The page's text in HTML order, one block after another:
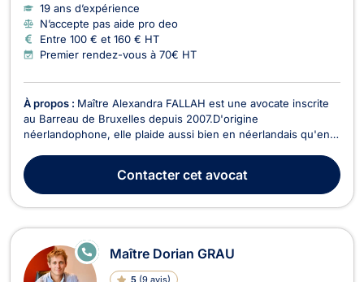
19 ans d’expérience
N’accepte pas aide pro deo
Entre 100 € et 160 € HT
Premier rendez-vous à 70€ HT
À propos : Maître Alexandra FALLAH est une avocate inscrite
au Barreau de Bruxelles depuis 2007.D'origine
néerlandophone, elle plaide aussi bien en néerlandais qu'en
voisinage, en droit de la circulation routière, en droit des
étrangers et en droit de la consommation. Maî...
Contactercet avocat
Maître Dorian GRAU
5 (9 avis)
E
N